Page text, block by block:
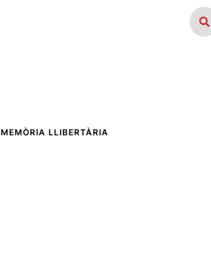
MEMÒRIA LLIBERTÀRIA